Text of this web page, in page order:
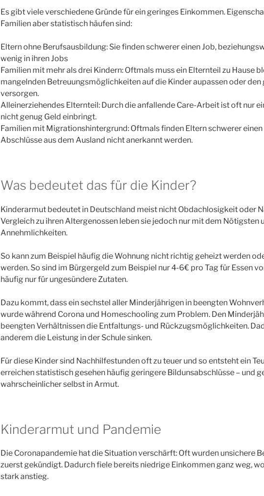
Es gibt viele verschiedene Gründe für ein geringes Einkommen.
Familien aber statistisch häufen sind:
Eltern ohne Berufsausbildung: Sie finden schwerer einen Job,
wenig in ihren Jobs
Familien mit mehr als drei Kindern: Oftmals muss ein Elternteil zu Hause
mangelnden Betreuungsmöglichkeiten auf die Kinder aupassen oder
versorgen.
Alleinerziehendes Elternteil: Durch die anfallende Care-Arbeit ist oft nur
nicht genug Geld einbringt.
Familien mit Migrationshintergrund: Oftmals finden Eltern schwerer einen
Abschlüsse aus dem Ausland nicht anerkannt werden.
Was bedeutet das für die Kinder?
Kinderarmut bedeutet in Deutschland meist nicht Obdachlosigkeit oder
Vergleich zu ihren Altergenossen leben sie jedoch nur mit dem Nötigsten
Annehmlichkeiten.
So kann zum Beispiel häufig die Wohnung nicht richtig geheizt werden
werden. So sind im Bürgergeld zum Beispiel nur 4-6€ pro Tag für Essen
häufig nur für ungesündere Zutaten.
Dazu kommt, dass ein sechstel aller Minderjährigen in beengten
wurde während Corona und Homeschooling zum Problem. Den
beengten Verhältnissen die Entfaltungs- und Rückzugsmöglichkeiten.
anderem die Leistung in der Schule sinken.
Für diese Kinder sind Nachhilfestunden oft zu teuer und so entsteht ein
erreichen statistisch gesehen häufig geringere Bildunsabschlüsse – und
wahrscheinlicher selbst in Armut.
Kinderarmut und Pandemie
Die Coronapandemie hat die Situation verschärft: Oft wurden unsichere
zuerst gekündigt. Dadurch fiele bereits niedrige Einkommen ganz weg,
stark anstieg.